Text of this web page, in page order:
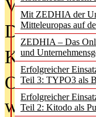
Mit ZEDHIA der
Mitteleuropas auf
ZEDHIA – Das
und
Erfolgreicher
Teil 3: TYPO3 als
Erfolgreicher
Teil 2: Kitodo als
Verbote
Digitale
KI-
Offene